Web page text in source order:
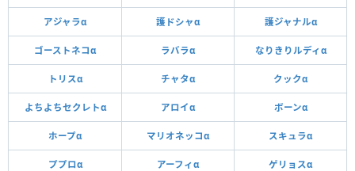
アジャラα 護ドシャα 護ジャナルα
ゴーストネコα ラバラα なりきりルディα
トリスα チャタα クックα
よちよちセクレトα アロイα ボーンα
ホープα マリオネッコα スキュラα
ププロα アーフィα ゲリョスα